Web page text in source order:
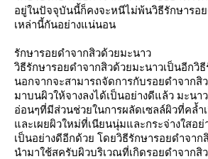
อยู่ในปัจจุบันนี้ก็คงจะหนีไม่พ้นวิธีรักษารอ
เหล่านี้กันอย่างแน่นอน
รักษารอยดำจากสิวด้วยมะนาว
วิธีรักษารอยดำจากสิวด้วยมะนาวเป็นอีกวิ
นอกจากจะสามารถจัดการกับรอยดำจากสิ
มาบนผิวให้จางลงได้เป็นอย่างดีแล้ว มะนา
อ่อนๆที่มีส่วนช่วยในการผลัดเซลล์ผิวที่คล้ำ
และเผยผิวใหม่ที่เนียนนุ่มและกระจ่างใสอ
เป็นอย่างดีอีกด้วย โดยวิธีรักษารอยดำจา
นำมาใช้สครับผิวบริเวณที่เกิดรอยดำจากสิ